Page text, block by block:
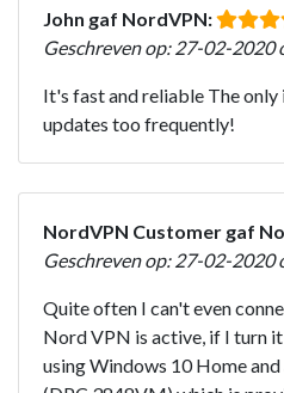
John gaf NordVPN:
Geschreven op: 27-02-2020
It's fast and reliable The only
updates too frequently!
NordVPN Customer gaf
Geschreven op: 27-02-2020
Quite often I can't even
Nord VPN is active, if I turn
using Windows 10 Home